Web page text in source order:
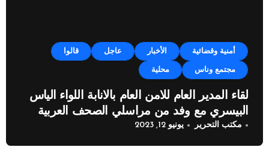
أمنية وقضائية الأخبار عاجل قالوا
مجتمع وناس محلية
لقاء المدير العام للامن العام بالانابة اللواء الياس
البيسري مع وفد من مراسلي الصحف العربية
مكتب التحرير يونيو 12, 2023